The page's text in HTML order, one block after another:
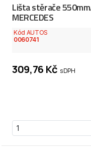
Lišta stěrače
MERCEDES
Kód AUTOS
0060741
309,76 Kč s DPH